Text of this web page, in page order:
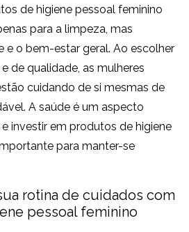
de higiene pessoal feminino
para a limpeza, mas
e o bem-estar geral. Ao escolher
de qualidade, as mulheres
cuidando de si mesmas de
A saúde é um aspecto
investir em produtos de higiene
para manter-se
rotina de cuidados com
pessoal feminino